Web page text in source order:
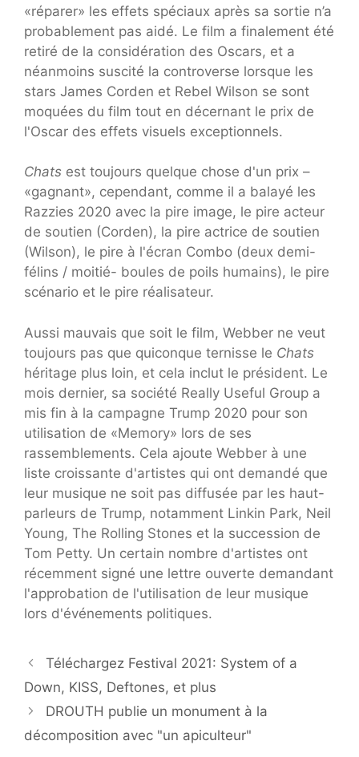
«réparer» les effets spéciaux après sa sortie n’a
probablement pas aidé. Le film a finalement été
retiré de la considération des Oscars, et a
néanmoins suscité la controverse lorsque les
stars James Corden et Rebel Wilson se sont
moquées du film tout en décernant le prix de
l'Oscar des effets visuels exceptionnels.
Chats est toujours quelque chose d'un prix –
«gagnant», cependant, comme il a balayé les
Razzies 2020 avec la pire image, le pire acteur
de soutien (Corden), la pire actrice de soutien
(Wilson), le pire à l'écran Combo (deux demi-
félins / moitié- boules de poils humains), le pire
scénario et le pire réalisateur.
Aussi mauvais que soit le film, Webber ne veut
toujours pas que quiconque ternisse le Chats
héritage plus loin, et cela inclut le président. Le
mois dernier, sa société Really Useful Group a
mis fin à la campagne Trump 2020 pour son
utilisation de «Memory» lors de ses
rassemblements. Cela ajoute Webber à une
liste croissante d'artistes qui ont demandé que
leur musique ne soit pas diffusée par les haut-
parleurs de Trump, notamment Linkin Park, Neil
Young, The Rolling Stones et la succession de
Tom Petty. Un certain nombre d'artistes ont
récemment signé une lettre ouverte demandant
l'approbation de l'utilisation de leur musique
lors d'événements politiques.
Téléchargez Festival 2021: System of a
Down, KISS, Deftones, et plus
DROUTH publie un monument à la
décomposition avec "un apiculteur"